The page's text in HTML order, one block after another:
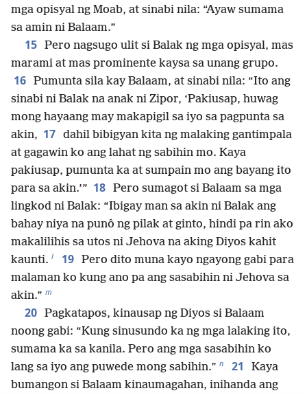
mga opisyal ng Moab, at sinabi nila: “Ayaw sumama
sa amin ni Balaam.”
15 Pero nagsugo ulit si Balak ng mga opisyal, mas
marami at mas prominente kaysa sa unang grupo.
16 Pumunta sila kay Balaam, at sinabi nila: “Ito ang
sinabi ni Balak na anak ni Zipor, ‘Pakiusap, huwag
mong hayaang may makapigil sa iyo sa pagpunta sa
akin, 17 dahil bibigyan kita ng malaking gantimpala
at gagawin ko ang lahat ng sabihin mo. Kaya
pakiusap, pumunta ka at sumpain mo ang bayang ito
para sa akin.’” 18 Pero sumagot si Balaam sa mga
lingkod ni Balak: “Ibigay man sa akin ni Balak ang
bahay niya na punô ng pilak at ginto, hindi pa rin ako
makalilihis sa utos ni Jehova na aking Diyos kahit
kaunti. l 19 Pero dito muna kayo ngayong gabi para
malaman ko kung ano pa ang sasabihin ni Jehova sa
akin.” m
20 Pagkatapos, kinausap ng Diyos si Balaam
noong gabi: “Kung sinusundo ka ng mga lalaking ito,
sumama ka sa kanila. Pero ang mga sasabihin ko
lang sa iyo ang puwede mong sabihin.” n 21
Kaya
bumangon si Balaam kinaumagahan, inihanda ang